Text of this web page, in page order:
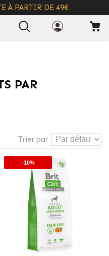
À PARTIR DE 49€
PAR
Trier par
-10%